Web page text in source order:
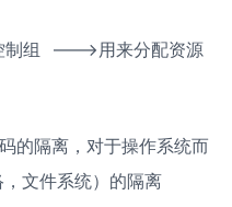
制组  --->用来分配资源
的隔离，对于操作系统而
文件系统）的隔离